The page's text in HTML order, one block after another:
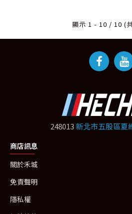
顯示 1 - 10 / 10 (
248013新北市五股區夏
商店訊息
關於禾城
免責聲明
隱私權